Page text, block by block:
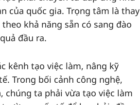
của quốc gia. Trọng tâm là thay
khả năng sẵn có sang đào
đầu ra.
kênh tạo việc làm, nâng kỹ
Trong bối cảnh công nghệ,
chúng ta phải vừa tạo việc làm